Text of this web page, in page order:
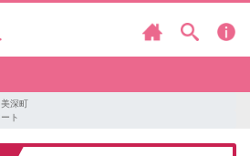
美深町
ト